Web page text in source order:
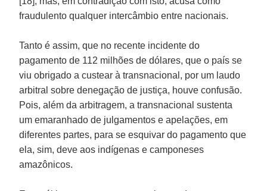
fraudulento qualquer intercâmbio entre nacionais.
Tanto é assim, que no recente incidente do
pagamento de 112 milhões de dólares, que o país se
viu obrigado a custear à transnacional, por um laudo
arbitral sobre denegação de justiça, houve confusão.
Pois, além da arbitragem, a transnacional sustenta
um emaranhado de julgamentos e apelações, em
diferentes partes, para se esquivar do pagamento que
ela, sim, deve aos indígenas e camponeses
amazônicos.